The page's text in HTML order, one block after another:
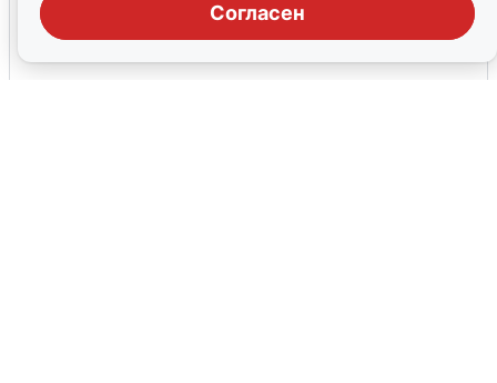
Согласен
Волгоградцы остались без
мобильного интернета